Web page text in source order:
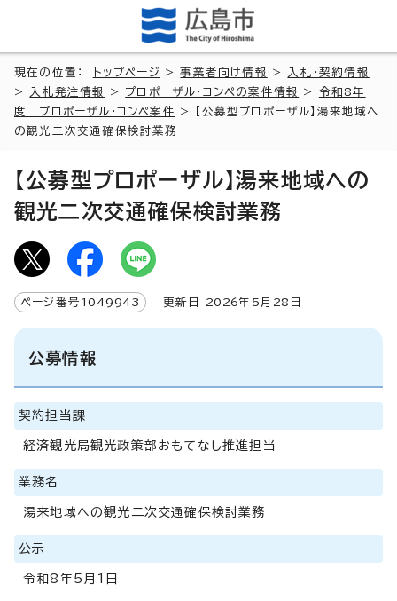
現在の位置： トップページ >事業者向け情報 >
入札・契約情報
>
入札発注情報 > プロポーザル・コンペの案件情報 > 令和8年
度 プロポーザル・コンペ案件
> 【公募型プロポーザル】湯来地域へ
の観光二次交通確保検討業務
【公募型プロポーザル】湯来地域への
観光二次交通確保検討業務
ページ番号 1049943 更新日 2026年5月 28 日
公募情報
契約担当課
経済観光局観光政策部おもてなし推進担当
業務名
湯来地域への観光二次交通確保検討業務
公示
令和8年5月1日